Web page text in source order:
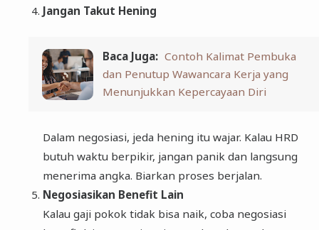
Jangan Takut Hening
Baca Juga: Contoh Kalimat Pembuka
dan Penutup Wawancara Kerja yang
Menunjukkan Kepercayaan Diri
Dalam negosiasi, jeda hening itu wajar. Kalau HRD
butuh waktu berpikir, jangan panik dan langsung
menerima angka. Biarkan proses berjalan.
Negosiasikan Benefit Lain
Kalau gaji pokok tidak bisa naik, coba negosiasi